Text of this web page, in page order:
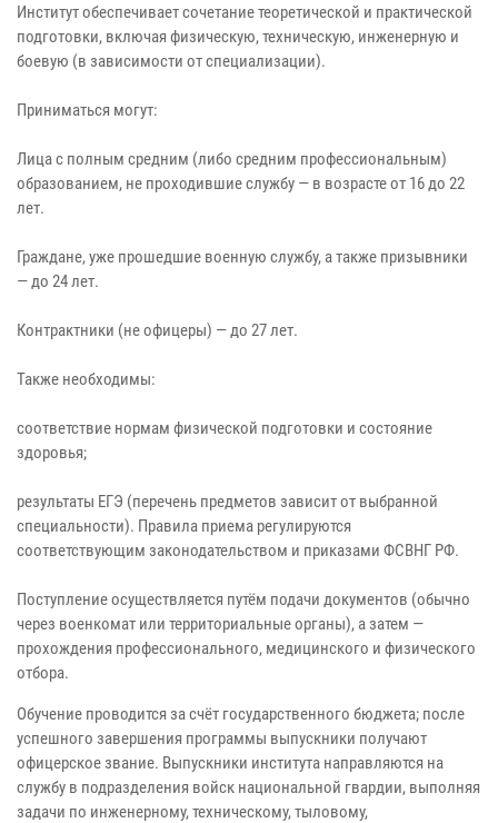
Институт обеспечивает сочетание теоретической и практической
подготовки, включая физическую, техническую, инженерную и
боевую (в зависимости от специализации).
Приниматься могут:
Лица с полным средним (либо средним профессиональным)
образованием, не проходившие службу — в возрасте от 16 до 22
лет.
Граждане, уже прошедшие военную службу, а также призывники
— до 24 лет.
Контрактники (не офицеры) — до 27 лет.
Также необходимы:
соответствие нормам физической подготовки и состояние
здоровья;
результаты ЕГЭ (перечень предметов зависит от выбранной
специальности). Правила приема регулируются
соответствующим законодательством и приказами ФСВНГ РФ.
Поступление осуществляется путём подачи документов (обычно
через военкомат или территориальные органы), а затем —
прохождения профессионального, медицинского и физического
отбора.
Обучение проводится за счёт государственного бюджета; после
успешного завершения программы выпускники получают
офицерское звание. Выпускники института направляются на
службу в подразделения войск национальной гвардии, выполняя
задачи по инженерному, техническому, тыловому,